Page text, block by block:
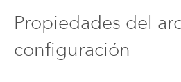
Propiedades del
configuración